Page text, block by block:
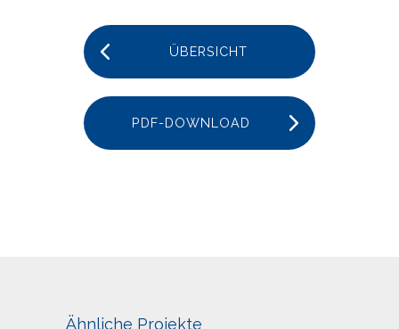
ÜBERSICHT
PDF-DOWNLOAD
Ähnliche Projekte